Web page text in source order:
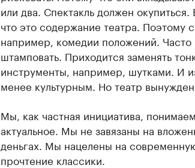
или два. Спектакль должен
что это содержание театра. Поэтому
например, комедии положений. Часто
штамповать. Приходится заменять
инструменты, например, шутками. И
менее культурным. Но театр вынужден
Мы, как частная инициатива,
актуальное. Мы не завязаны на
деньгах. Мы нацелены на
прочтение классики.